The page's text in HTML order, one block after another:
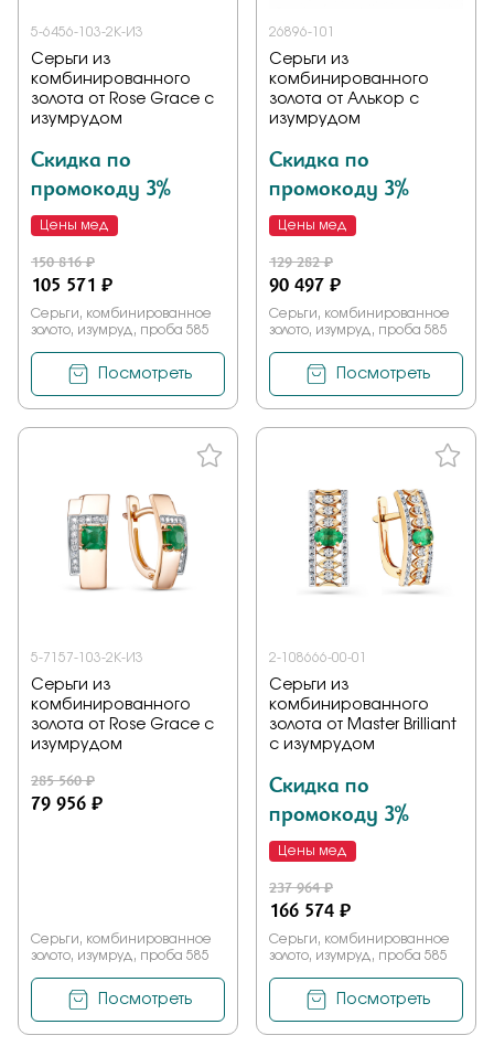
5-6456-103-2К-ИЗ
Серьги из
комбинированного
золота от Rose Grace с
изумрудом
Скидка по
промокоду 3%
Цены мед
150 816 ₽
105 571 ₽
Серьги, комбинированное
золото, изумруд, проба 585
Посмотреть
26896-101
Серьги из
комбинированного
золота от Алькор с
изумрудом
Скидка по
промокоду 3%
Цены мед
129 282 ₽
90 497 ₽
Серьги, комбинированное
золото, изумруд, проба 585
Посмотреть
5-7157-103-2К-ИЗ
Серьги из
комбинированного
золота от Rose Grace с
изумрудом
285 560 ₽
79 956 ₽
Серьги, комбинированное
золото, изумруд, проба 585
Посмотреть
2-108666-00-01
Серьги из
комбинированного
золота от Master Brilliant
с изумрудом
Скидка по
промокоду 3%
Цены мед
237 964 ₽
166 574 ₽
Серьги, комбинированное
золото, изумруд, проба 585
Посмотреть